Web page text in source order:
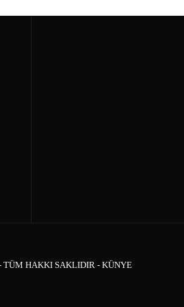
TÜM HAKKI SAKLIDIR - KÜNYE